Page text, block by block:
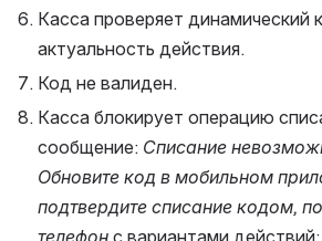
Касса проверяет динамический
актуальность действия.
Код не валиден.
Касса блокирует операцию
сообщение: Списание
Обновите код в мобильном
подтвердите списание кодом,
телефон с вариантами действий: